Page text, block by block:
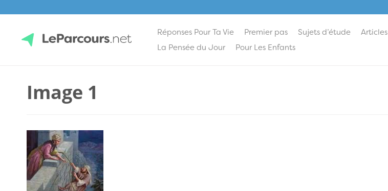
Réponses Pour Ta Vie Premier pas Sujets d’étude Articles
La Pensée du Jour
Pour Les Enfants
Image 1